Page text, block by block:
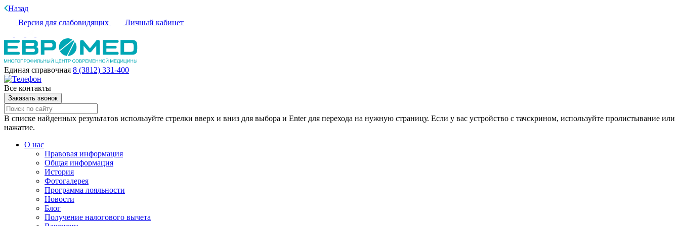
Назад
Версия для слабовидящих
Личный кабинет
Единая справочная 8 (3812) 331-400
Все контакты
Заказать звонок
В списке найденных результатов используйте стрелки вверх и вниз для выбора и Enter для перехода на нужную страницу. Если у вас устройство с тачскрином, используйте пролистывание или
нажатие.
О нас
Правовая информация
Общая информация
История
Фотогалерея
Программа лояльности
Новости
Блог
Получение налогового вычета